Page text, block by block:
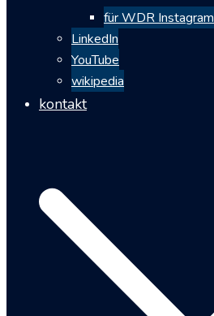
für WDR Instagram
LinkedIn
YouTube
wikipedia
kontakt